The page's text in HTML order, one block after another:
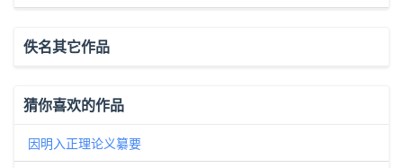
佚名其它作品
猜你喜欢的作品
因明入正理论义纂要